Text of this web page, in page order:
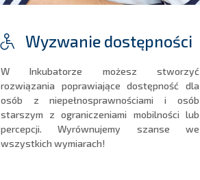
Wyzwanie dostępności
W Inkubatorze możesz stworzyć
rozwiązania poprawiające dostępność dla
osób z niepełnosprawnościami i osób
starszym z ograniczeniami mobilności lub
percepcji. Wyrównujemy szanse we
wszystkich wymiarach!